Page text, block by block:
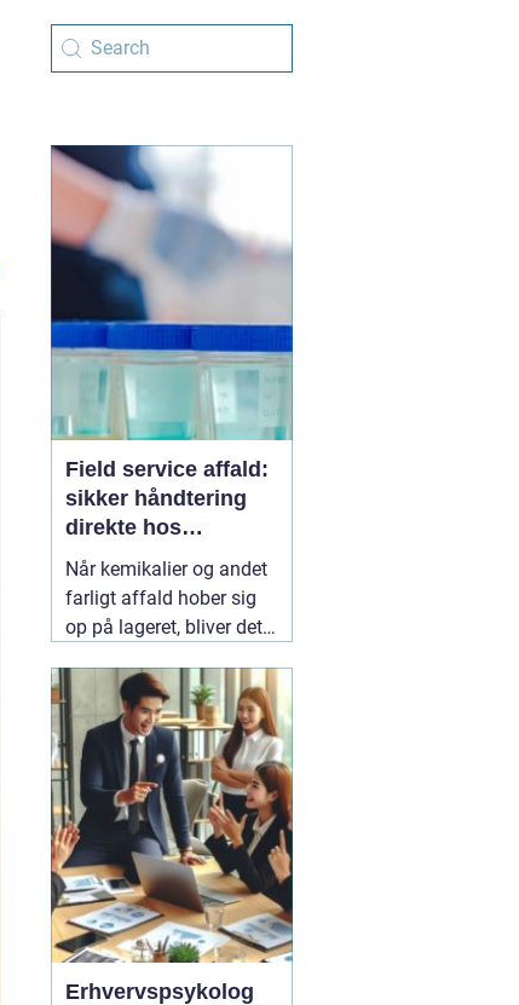
Field service affald:
sikker håndtering
direkte hos
virksomheden
Når kemikalier og andet
farligt affald hober sig
op på lageret, bliver det
sikkerhedsrisiko. Mange
virksomheder,
laboratorier og
uddannelsesinstitutioner
mangler tid, viden eller
udstyr til at håndtere det
korrekt. Her06 august
2026
Erhvervspsykolog